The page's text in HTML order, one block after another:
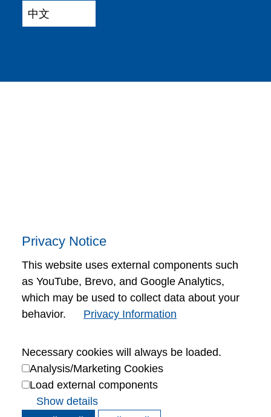
Privacy Notice
This website uses external components such
as YouTube, Brevo, and Google Analytics,
which may be used to collect data about your
behavior.
Privacy Information
Necessary cookies will always be loaded.
Analysis/Marketing Cookies
Load external components
Show details